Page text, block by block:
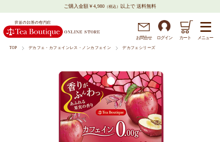
ご購入金額￥4,980 （税込） 以上で 送料無料
お問合せ ログイン カート メニュー
TOP デカフェ・カフェインレス・ノンカフェイン デカフェシリーズ